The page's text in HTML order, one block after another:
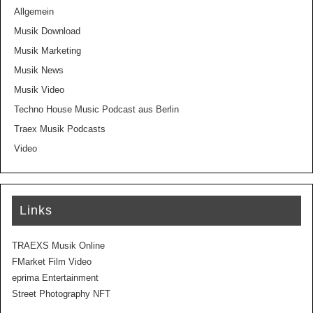
Allgemein
Musik Download
Musik Marketing
Musik News
Musik Video
Techno House Music Podcast aus Berlin
Traex Musik Podcasts
Video
Links
TRAEXS Musik Online
FMarket Film Video
eprima Entertainment
Street Photography NFT